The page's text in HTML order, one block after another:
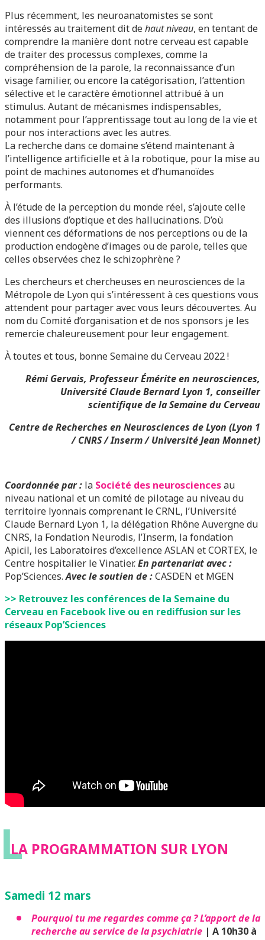
Plus récemment, les neuroanatomistes se sont
intéressés au traitement dit dehaut niveau, en tentant de
comprendre la manière dont notre cerveau est capable
de traiter des processus complexes, comme la
compréhension de la parole, la reconnaissance d’un
visage familier, ou encore la catégorisation, l’attention
sélective et le caractère émotionnel attribué à un
stimulus. Autant de mécanismes indispensables,
notamment pour l’apprentissage tout au long de la vie et
pour nos interactions avec les autres.
La recherche dans ce domaine s’étend maintenant à
l’intelligence artificielle et à la robotique, pour la mise au
point de machines autonomes et d’humanoïdes
performants.
À l’étude de la perception du monde réel, s’ajoute celle
des illusions d’optique et des hallucinations. D’où
viennent ces déformations de nos perceptions ou de la
production endogène d’images ou de parole, telles que
celles observées chez le schizophrène ?
Les chercheurs et chercheuses en neurosciences de la
Métropole de Lyon qui s’intéressent à ces questions vous
attendent pour partager avec vous leurs découvertes. Au
nom du Comité d’organisation et de nos sponsors je les
remercie chaleureusement pour leur engagement.
À toutes et tous, bonne Semaine du Cerveau 2022 !
Rémi Gervais, Professeur Émérite en neurosciences,
Université Claude Bernard Lyon 1, conseiller
scientifique de la Semaine du Cerveau
Centre de Recherches en Neurosciences de Lyon (Lyon 1
/ CNRS / Inserm / Université Jean Monnet)
Coordonnée par : la Société des neurosciencesau
niveau national et un comité de pilotage au niveau du
territoire lyonnais comprenant le CRNL, l’Université
Claude Bernard Lyon 1, la délégation Rhône Auvergne du
CNRS, la Fondation Neurodis, l’Inserm, la fondation
Apicil, les Laboratoires d’excellence ASLAN et CORTEX, le
Centre hospitalier le Vinatier.En partenariat avec :
Pop’Sciences.Avec le soutien de :CASDEN et MGEN
>> Retrouvez les conférences de la Semaine du
Cerveau en Facebook live ou en rediffusion sur les
réseaux Pop’Sciences
L
LA PROGRAMMATION SUR LYON
Samedi 12 mars
Pourquoi tu me regardes comme ça ? L’apport de la
recherche au service de la psychiatrie | A 10h30 à